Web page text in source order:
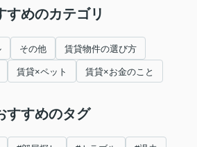
すめのカテゴリ
その他 賃貸物件の選び方
賃貸×ペット 賃貸×お金のこと
すすめのタグ